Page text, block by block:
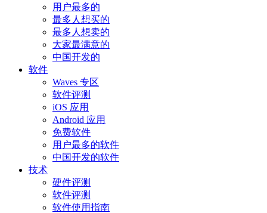
用户最多的
最多人想买的
最多人想卖的
大家最满意的
中国开发的
软件
Waves 专区
软件评测
iOS 应用
Android 应用
免费软件
用户最多的软件
中国开发的软件
技术
硬件评测
软件评测
软件使用指南